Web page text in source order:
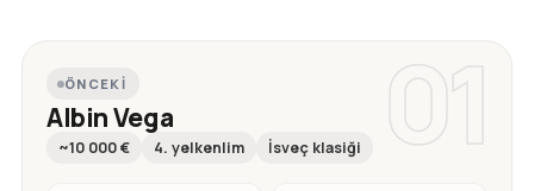
01
ÖNCEKI
Albin Vega
~10 000 € 4. yelkenlim İsveç klasiği